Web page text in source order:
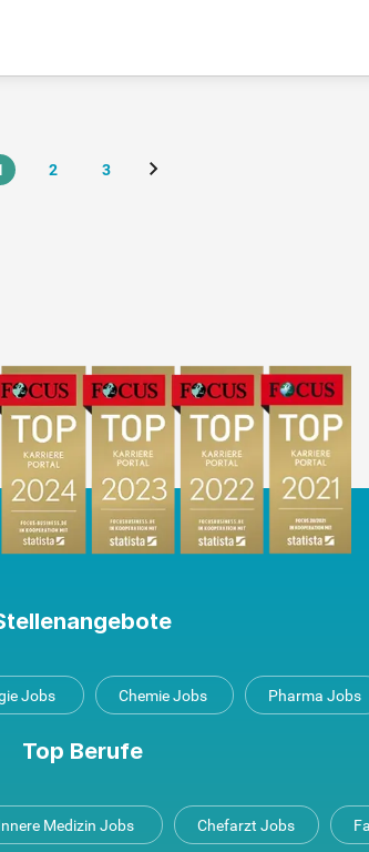
2 3
Jobs Chemie Jobs Pharma Jobs
Top Berufe
Medizin Jobs Chefarzt Jobs